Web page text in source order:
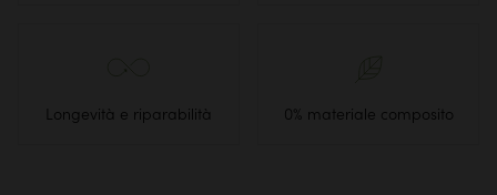
Longevità e riparabilità 0% materiale composito